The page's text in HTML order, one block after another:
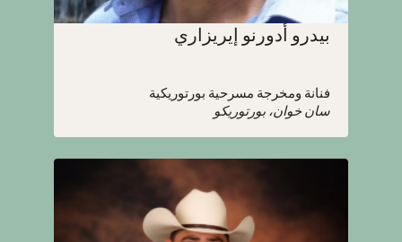
بيدرو أدورنو إيريزاري
فنانة ومخرجة مسرحية بورتوريكية
سان خوان، بورتوريكو